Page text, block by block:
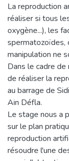
La reproduction
réaliser si tous
oxygène...), les
spermatozoïdes,
manipulation ne
Dans le cadre
de réaliser la
au barrage de
Ain Défla.
Le stage nous a
sur le plan
reproduction
résoudre l'une